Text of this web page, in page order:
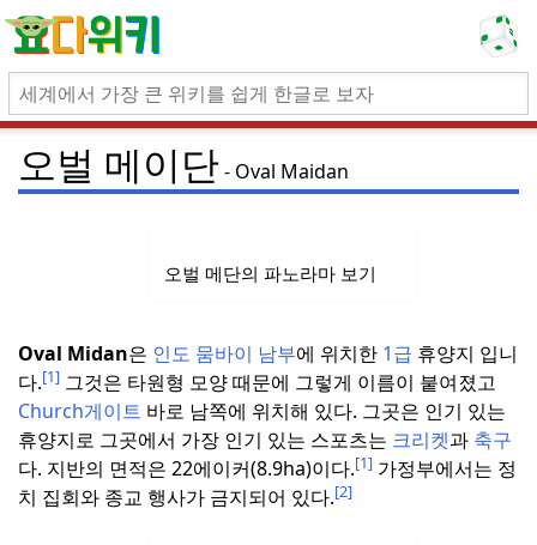
오벌 메이단 Oval Maidan
오벌 메단의 파노라마 보기
Oval Midan은 인도 뭄바이 남부에 위치한 1급 휴양지 입니
다.[1] 그것은 타원형 모양 때문에 그렇게 이름이 붙여졌고
Church게이트 바로 남쪽에 위치해 있다. 그곳은 인기 있는
휴양지로 그곳에서 가장 인기 있는 스포츠는 크리켓과 축구
다. 지반의 면적은 22에이커(8.9ha)이다.[1] 가정부에서는 정
치 집회와 종교 행사가 금지되어 있다.[2]